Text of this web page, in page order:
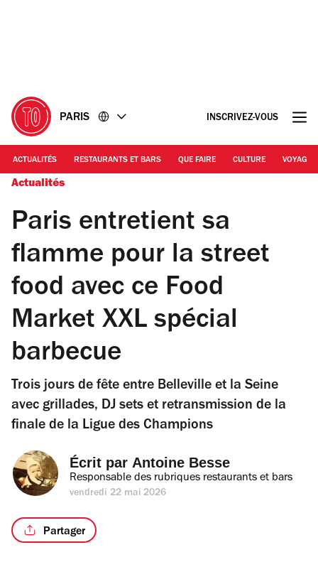
PARIS INSCRIVEZ-VOUS
ACTUALITÉS RESTAURANTS ET BARS QUE FAIRE CULTURE VOYAGE
Actualités
Paris entretient sa
flamme pour la street
food avec ce Food
Market XXL spécial
barbecue
Trois jours de fête entre Belleville et la Seine
avec grillades, DJ sets et retransmission de la
finale de la Ligue des Champions
Écrit par Antoine Besse
Responsable des rubriques restaurants et bars
vendredi 22 mai 2026
Partager